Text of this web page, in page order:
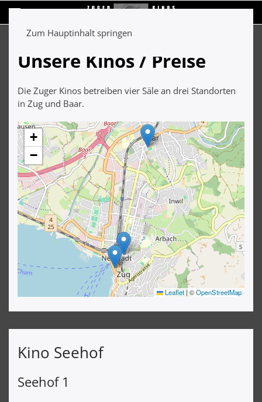
Zum Hauptinhalt springen
Unsere Kinos / Preise
Die Zuger Kinos betreiben vier Säle an drei Standorten
in Zug und Baar.
+
−
Leaflet | ©OpenStreetMap
Kino Seehof
Seehof 1